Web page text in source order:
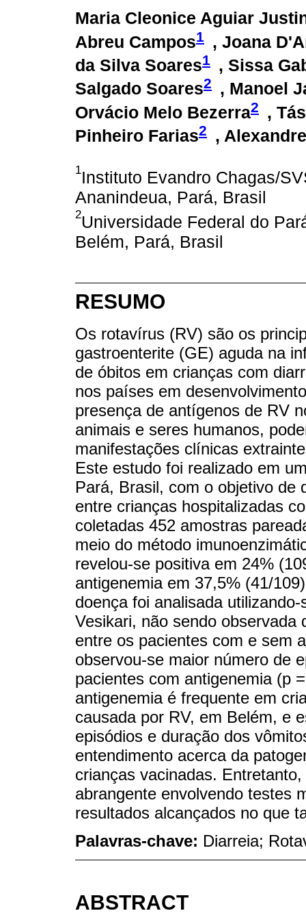
Maria Cleonice Aguiar
Abreu Campos1 , Joana
da Silva Soares1 , Sissa
Salgado Soares2
, Manoel
Orvácio Melo Bezerra2
,
Pinheiro Farias2 ,
1Instituto Evandro Chagas/
Ananindeua, Pará, Brasil
2Universidade Federal do
Belém, Pará, Brasil
RESUMO
Os rotavírus (RV) são os
gastroenterite (GE) aguda na
de óbitos em crianças com
nos países em
presença de antígenos de RV
animais e seres humanos,
manifestações clínicas
Este estudo foi realizado em
Pará, Brasil, com o objetivo de
entre crianças hospitalizadas
coletadas 452 amostras
meio do método
revelou-se positiva em 24%
antigenemia em 37,5% (41/
doença foi analisada
Vesikari, não sendo observada
entre os pacientes com e sem
observou-se maior número de
pacientes com antigenemia (p
antigenemia é frequente em
causada por RV, em Belém, e
episódios e duração dos
entendimento acerca da
crianças vacinadas.
abrangente envolvendo testes
resultados alcançados no que
Palavras-chave: Diarreia;
ABSTRACT